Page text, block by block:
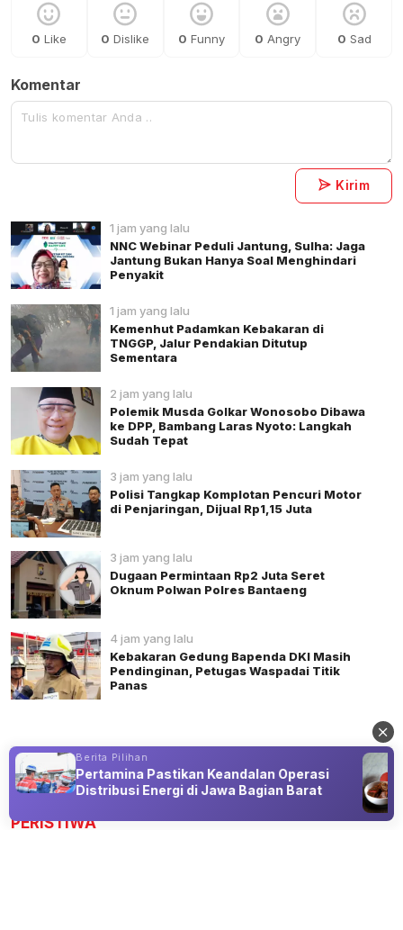
0 Like 0 Dislike 0 Funny 0 Angry 0 Sad
Komentar
Kirim
1 jam yang lalu
NNC Webinar Peduli Jantung, Sulha: Jaga
Jantung Bukan Hanya Soal Menghindari
Penyakit
1 jam yang lalu
Kemenhut Padamkan Kebakaran di
TNGGP, Jalur Pendakian Ditutup
Sementara
2 jam yang lalu
Polemik Musda Golkar Wonosobo Dibawa
ke DPP, Bambang Laras Nyoto: Langkah
Sudah Tepat
3 jam yang lalu
Polisi Tangkap Komplotan Pencuri Motor
di Penjaringan, Dijual Rp1,15 Juta
3 jam yang lalu
Dugaan Permintaan Rp2 Juta Seret
Oknum Polwan Polres Bantaeng
4 jam yang lalu
Kebakaran Gedung Bapenda DKI Masih
Pendinginan, Petugas Waspadai Titik
Panas
Advertisement
PERISTIWA
Berita Pilihan
Pertamina Pastikan Keandalan Operasi
Distribusi Energi di Jawa Bagian Barat